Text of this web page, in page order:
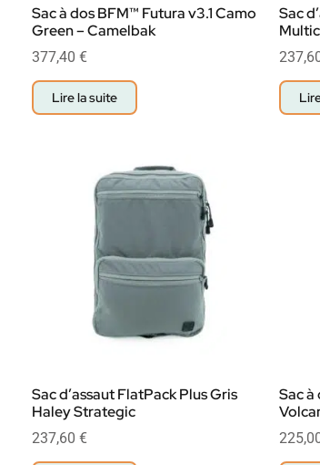
Sac à dos BFM™ Futura v3.1 Camo
Green – Camelbak
377,40 €
Lire la suite
Sac
Sac d’assaut FlatPack Plus Gris
Haley Strategic
237,60 €
Sac